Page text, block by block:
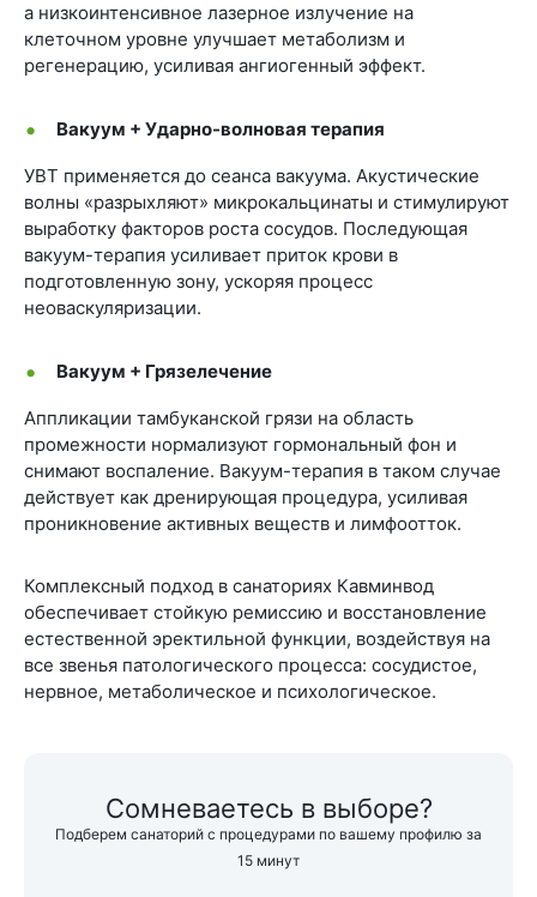
а низкоинтенсивное лазерное излучение на
клеточном уровне улучшает метаболизм и
регенерацию, усиливая ангиогенный эффект.
Вакуум + Ударно-волновая терапия
УВТ применяется до сеанса вакуума. Акустические
волны «разрыхляют» микрокальцинаты и стимулируют
выработку факторов роста сосудов. Последующая
вакуум-терапия усиливает приток крови в
подготовленную зону, ускоряя процесс
неоваскуляризации.
Вакуум + Грязелечение
Аппликации тамбуканской грязи на область
промежности нормализуют гормональный фон и
снимают воспаление. Вакуум-терапия в таком случае
действует как дренирующая процедура, усиливая
проникновение активных веществ и лимфоотток.
Комплексный подход в санаториях Кавминвод
обеспечивает стойкую ремиссию и восстановление
естественной эректильной функции, воздействуя на
все звенья патологического процесса: сосудистое,
нервное, метаболическое и психологическое.
Сомневаетесь в выборе?
Подберем санаторий с процедурами по вашему профилю за
15 минут